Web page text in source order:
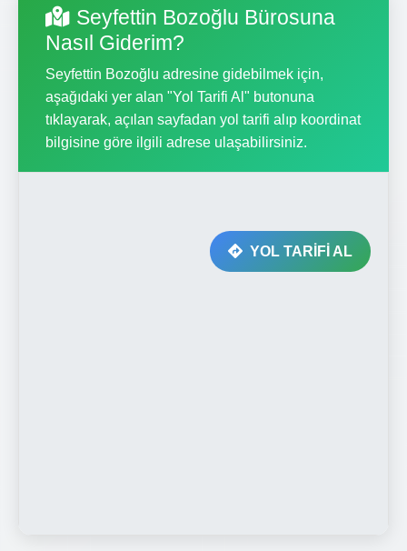
Seyfettin Bozoğlu Bürosuna
Nasıl Giderim?
Seyfettin Bozoğlu adresine gidebilmek için,
aşağıdaki yer alan "Yol Tarifi Al" butonuna
tıklayarak, açılan sayfadan yol tarifi alıp koordinat
bilgisine göre ilgili adrese ulaşabilirsiniz.
YOL TARİFİ AL